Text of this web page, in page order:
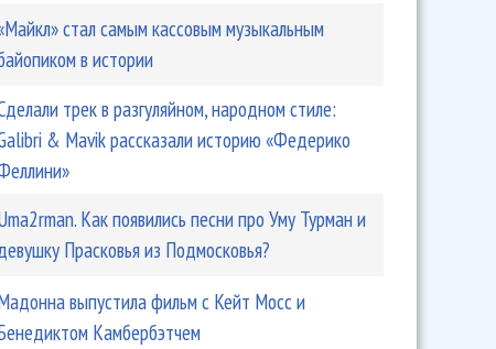
стал самым кассовым музыкальным
в истории
трек в разгуляйном, народном стиле:
& Mavik рассказали историю «Федерико
Как появились песни про Уму Турман и
Прасковья из Подмосковья?
выпустила фильм с Кейт Мосс и
Камбербэтчем